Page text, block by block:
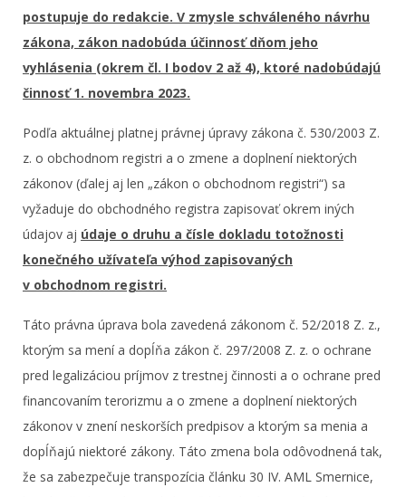
postupuje do redakcie. V zmysle schváleného návrhu
zákona, zákon nadobúda účinnosť dňom jeho
vyhlásenia (okrem čl. I bodov 2 až 4), ktoré nadobúdajú
činnosť 1. novembra 2023.
Podľa aktuálnej platnej právnej úpravy zákona č. 530/2003 Z.
z. o obchodnom registri a o zmene a doplnení niektorých
zákonov (ďalej aj len „zákon o obchodnom registri“) sa
vyžaduje do obchodného registra zapisovať okrem iných
údajov aj údaje o druhu a čísle dokladu totožnosti
konečného užívateľa výhod zapisovaných
v obchodnom registri.
Táto právna úprava bola zavedená zákonom č. 52/2018 Z. z.,
ktorým sa mení a dopĺňa zákon č. 297/2008 Z. z. o ochrane
pred legalizáciou príjmov z trestnej činnosti a o ochrane pred
financovaním terorizmu a o zmene a doplnení niektorých
zákonov v znení neskorších predpisov a ktorým sa menia a
dopĺňajú niektoré zákony. Táto zmena bola odôvodnená tak,
že sa zabezpečuje transpozícia článku 30 IV. AML Smernice,